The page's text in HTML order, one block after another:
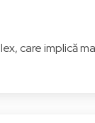
și
care implică